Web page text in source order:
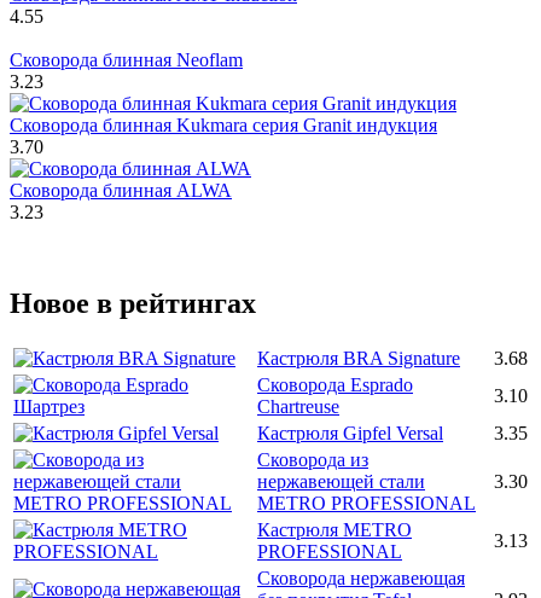
4.55
Сковорода блинная Neoflam
3.23
Сковорода блинная Kukmara серия Granit индукция
3.70
Сковорода блинная ALWA
3.23
Новое в рейтингах
Кастрюля BRA Signature
3.68
Сковорода Esprado
Chartreuse
3.10
Кастрюля Gipfel Versal
3.35
Сковорода из
нержавеющей стали
METRO PROFESSIONAL
3.30
Кастрюля METRO
PROFESSIONAL
3.13
Сковорода нержавеющая